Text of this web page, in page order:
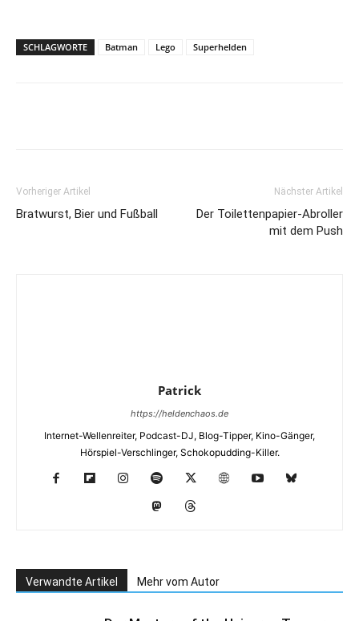
SCHLAGWORTE Batman Lego Superhelden
Vorheriger Artikel
Bratwurst, Bier und Fußball
Nächster Artikel
Der Toilettenpapier-Abroller
mit dem Push
Patrick
https://heldenchaos.de
Internet-Wellenreiter, Podcast-DJ, Blog-Tipper, Kino-Gänger,
Hörspiel-Verschlinger, Schokopudding-Killer.
Verwandte Artikel Mehr vom Autor